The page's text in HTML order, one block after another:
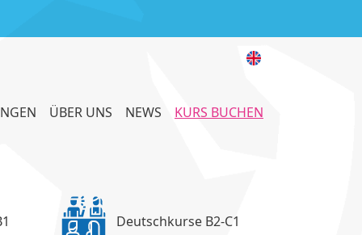
ÜBER UNS NEWS KURS BUCHEN
Deutschkurse B2-C1